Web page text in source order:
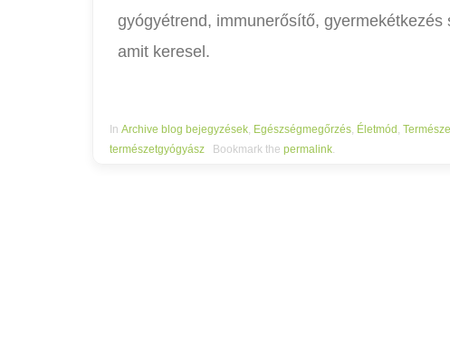
gyógyétrend, immunerősítő,
amit keresel.
In Archive blog bejegyzések, Egészségmegőrzés, Életmód ,
természetgyógyász Bookmark the permalink.